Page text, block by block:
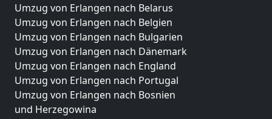
Umzug von Erlangen nach Belarus
Umzug von Erlangen nach Belgien
Umzug von Erlangen nach Bulgarien
Umzug von Erlangen nach Dänemark
Umzug von Erlangen nach England
Umzug von Erlangen nach Portugal
Umzug von Erlangen nach Bosnien
und Herzegowina